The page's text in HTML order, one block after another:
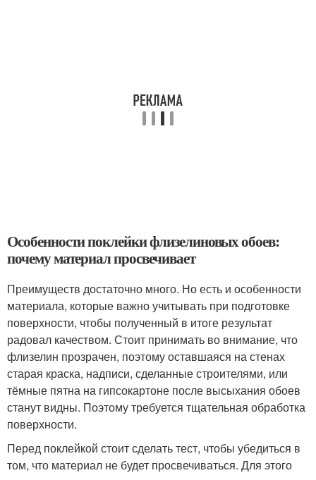
Особенности поклейки флизелиновых обоев:
почему материал просвечивает
Преимуществ достаточно много. Но есть и особенности
материала, которые важно учитывать при подготовке
поверхности, чтобы полученный в итоге результат
радовал качеством. Стоит принимать во внимание, что
флизелин прозрачен, поэтому оставшаяся на стенах
старая краска, надписи, сделанные строителями, или
тёмные пятна на гипсокартоне после высыхания обоев
станут видны. Поэтому требуется тщательная обработка
поверхности.
Перед поклейкой стоит сделать тест, чтобы убедиться в
том, что материал не будет просвечиваться. Для этого